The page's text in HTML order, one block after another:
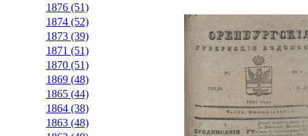
1876 (51)
1874 (52)
1873 (39)
1871 (51)
1870 (51)
1869 (48)
1865 (44)
1864 (38)
1863 (48)